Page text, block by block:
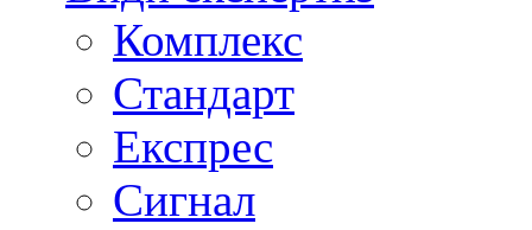
Комплекс
Стандарт
Експрес
Сигнал